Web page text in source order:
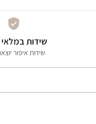
שידות
שידות איפור